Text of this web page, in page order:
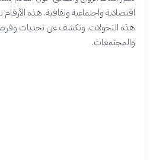
اقتصادية واجتماعية وثقافية. هذه
هذه التحولات، وتكشف عن تحديات وفرص
والمجتمعات.